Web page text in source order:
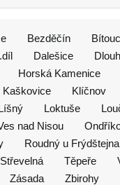
Bezděčín
Dalešice
Horská Kamenice
Kaškovice Klíčnov
Loktuše
nad Nisou
Roudný u Frýdštejna
Střevelná Těpeře
Zásada Zbirohy